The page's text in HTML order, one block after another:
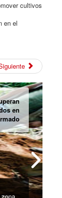
cultivos
en el
del